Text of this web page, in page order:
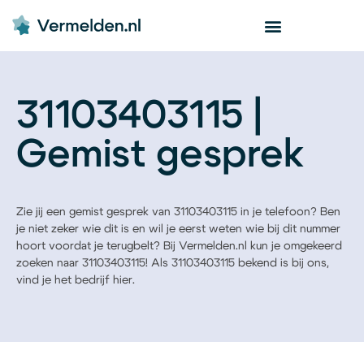
31103403115 |
Gemist gesprek
Zie jij een gemist gesprek van 31103403115 in je telefoon? Ben
je niet zeker wie dit is en wil je eerst weten wie bij dit nummer
hoort voordat je terugbelt? Bij Vermelden.nl kun je omgekeerd
zoeken naar 31103403115! Als 31103403115 bekend is bij ons,
vind je het bedrijf hier.